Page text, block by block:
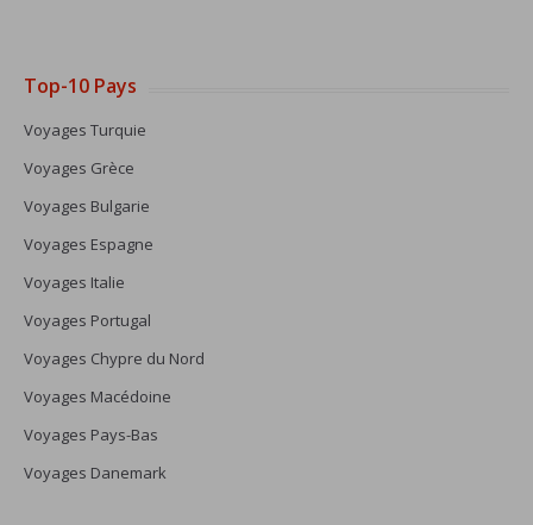
Top-10 Pays
Voyages Turquie
Voyages Grèce
Voyages Bulgarie
Voyages Espagne
Voyages Italie
Voyages Portugal
Voyages Chypre du Nord
Voyages Macédoine
Voyages Pays-Bas
Voyages Danemark